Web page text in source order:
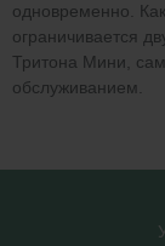
одновременно.
ограничивается
Тритона Мини,
обслуживанием.